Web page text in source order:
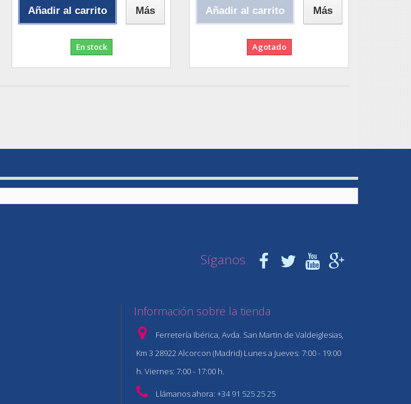
Añadir al carrito Más
En stock
Añadir al carrito Más
Agotado
Síganos
Información sobre la tienda
Ferretería Ibérica, Avda. San Martin de Valdeiglesias,
Km 3 28922 Alcorcon (Madrid) Lunes a Jueves: 7:00 - 19:00
h. Viernes: 7:00 - 17:00 h.
Llámanos ahora: +34 91 525 25 25